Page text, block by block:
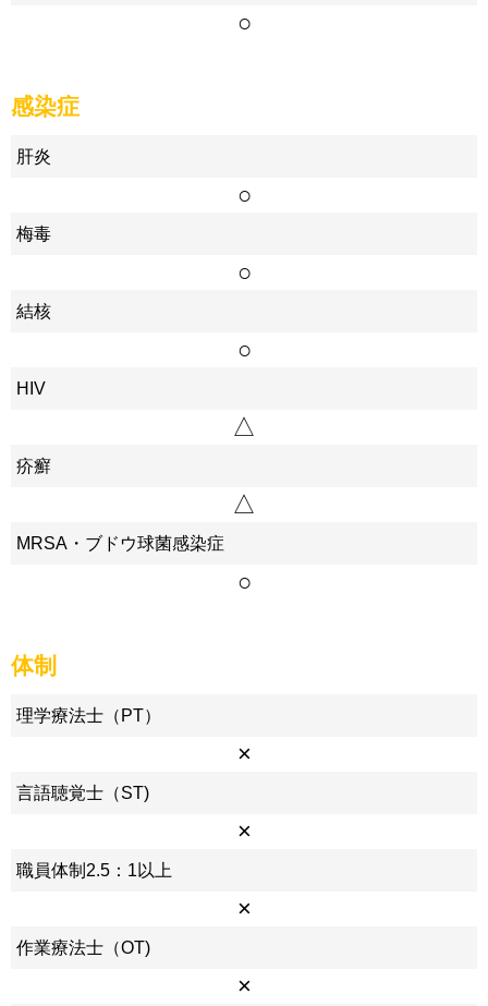
○
感染症
肝炎
○
梅毒
○
結核
○
HIV
△
疥癬
△
MRSA・ブドウ球菌感染症
○
体制
理学療法士（PT）
×
言語聴覚士（ST)
×
職員体制2.5：1以上
×
作業療法士（OT)
×